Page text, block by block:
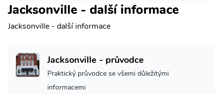
Jacksonville - další informace
Jacksonville - další informace
Jacksonville - průvodce
Praktický průvodce se všemi důležitými
informacemi